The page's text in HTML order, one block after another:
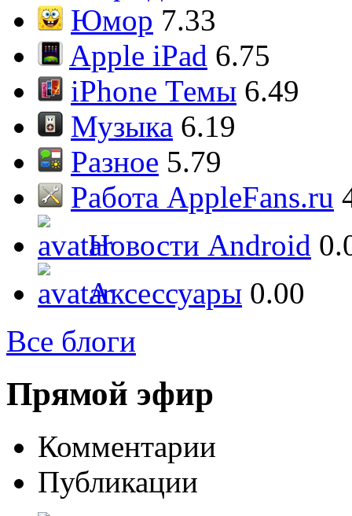
Юмор 7.33
Apple iPad 6.75
iPhone Темы 6.49
Музыка 6.19
Разное 5.79
Работа AppleFans.ru
Новости Android
Аксессуары 0.00
Все блоги
Прямой эфир
Комментарии
Публикации